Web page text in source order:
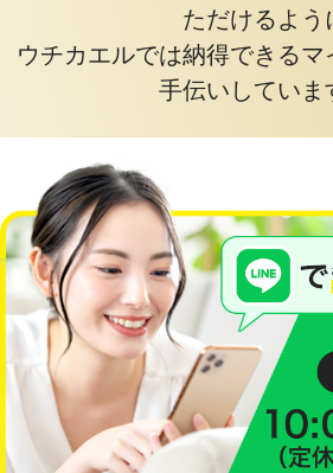
ただけるよう
ウチカエルでは納得できる
手伝いしていま